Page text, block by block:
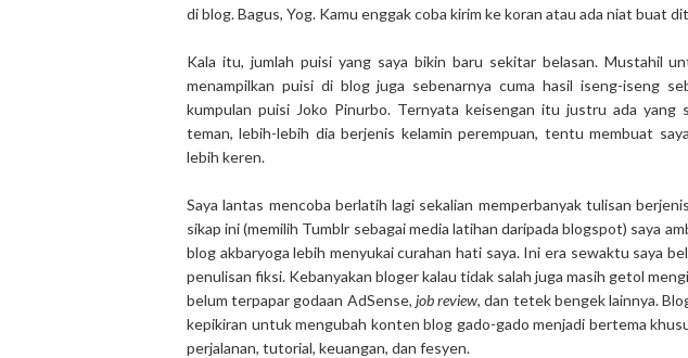
di blog. Bagus, Yog. Kamu enggak coba kirim ke koran atau ada niat buat
Kala itu, jumlah puisi yang saya bikin baru sekitar belasan. Mustahil
menampilkan puisi di blog juga sebenarnya cuma hasil iseng-iseng
kumpulan puisi Joko Pinurbo. Ternyata keisengan itu justru ada yang
teman, lebih-lebih dia berjenis kelamin perempuan, tentu membuat
lebih keren.
Saya lantas mencoba berlatih lagi sekalian memperbanyak tulisan
sikap ini (memilih Tumblr sebagai media latihan daripada blogspot) saya
blog akbaryoga lebih menyukai curahan hati saya. Ini era sewaktu saya
penulisan fiksi. Kebanyakan bloger kalau tidak salah juga masih getol
belum terpapar godaan AdSense, job review, dan tetek bengek lainnya.
kepikiran untuk mengubah konten blog gado-gado menjadi bertema
perjalanan, tutorial, keuangan, dan fesyen.